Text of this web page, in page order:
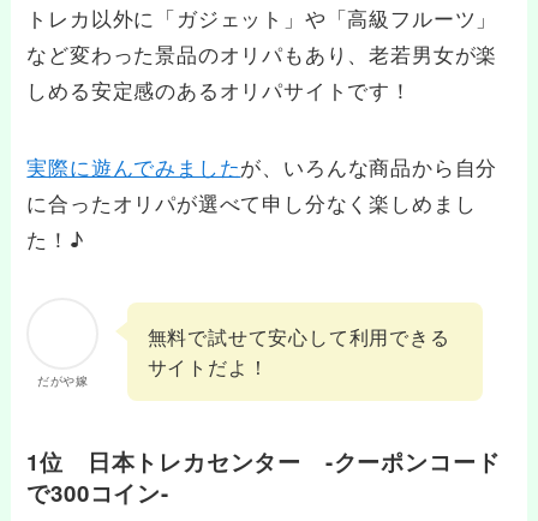
トレカ以外に「ガジェット」や「高級フルーツ」
など変わった景品のオリパもあり、老若男女が楽
しめる安定感のあるオリパサイトです！
実際に遊んでみましたが、いろんな商品から自分
に合ったオリパが選べて申し分なく楽しめまし
た！♪
だがや嫁
無料で試せて安心して利用できる
サイトだよ！
1位 日本トレカセンター -クーポンコード
で300コイン-